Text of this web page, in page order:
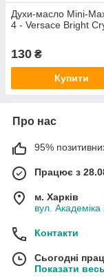
Духи-масло Mini-
4 - Versace Bright
130 ₴
Купити
Про нас
95%
Працює з
м. Харків
вул.
Контакти
Сьогодні
Показати